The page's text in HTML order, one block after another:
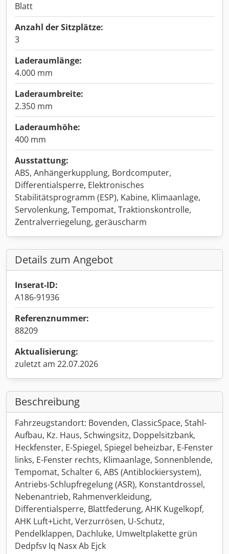
Blatt
Anzahl der Sitzplätze:
3
Laderaumlänge:
4.000 mm
Laderaumbreite:
2.350 mm
Laderaumhöhe:
400 mm
Ausstattung:
ABS, Anhängerkupplung, Bordcomputer,
Differentialsperre, Elektronisches
Stabilitätsprogramm (ESP), Kabine, Klimaanlage,
Servolenkung, Tempomat, Traktionskontrolle,
Zentralverriegelung, geräuscharm
Details zum Angebot
Inserat-ID:
A186-91936
Referenznummer:
88209
Aktualisierung:
zuletzt am 22.07.2026
Beschreibung
Fahrzeugstandort: Bovenden, ClassicSpace, Stahl-
Aufbau, Kz. Haus, Schwingsitz, Doppelsitzbank,
Heckfenster, E-Spiegel, Spiegel beheizbar, E-Fenster
links, E-Fenster rechts, Klimaanlage, Sonnenblende,
Tempomat, Schalter 6, ABS (Antiblockiersystem),
Antriebs-Schlupfregelung (ASR), Konstantdrossel,
Nebenantrieb, Rahmenverkleidung,
Differentialsperre, Blattfederung, AHK Kugelkopf,
AHK Luft+Licht, Verzurrösen, U-Schutz,
Pendelklappen, Dachluke, Umweltplakette grün
Dedpfsv Iq Nasx Ab Ejck